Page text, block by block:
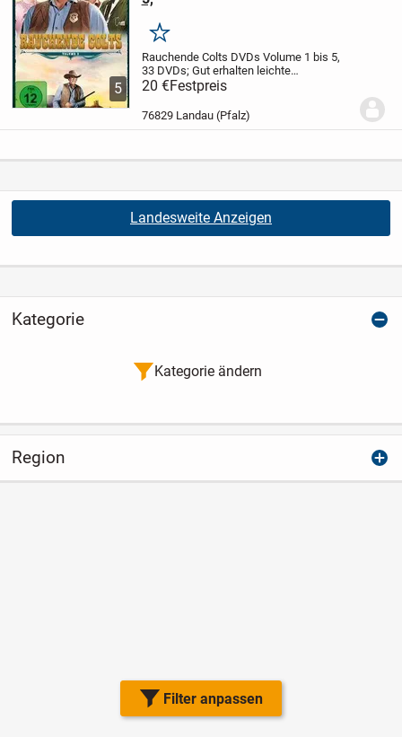
Filter anpassen
5
Merken
Rauchende Colts DVDs Volume 1 bis 5,
33 DVDs; Gut erhalten leichte
Gebrauchsspuren,4 euro pro Volumen.
Gesamtpreis 20 euro. Abholung in Landau
Pfalz
20 €Festpreis
76829 Landau (Pfalz)
Landesweite Anzeigen
Kategorie
Kategorie ändern
Region